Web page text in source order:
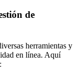
de
herramientas y
en línea. Aquí